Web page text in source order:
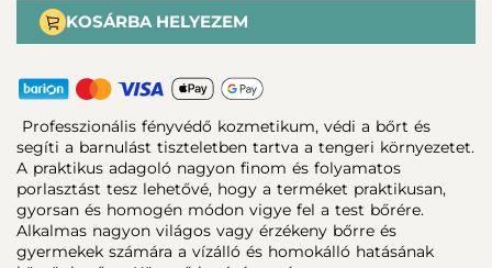
KOSÁRBA HELYEZEM
Professzionális fényvédő kozmetikum, védi a bőrt és
segíti a barnulást tiszteletben tartva a tengeri környezetet.
A praktikus adagoló nagyon finom és folyamatos
porlasztást tesz lehetővé, hogy a terméket praktikusan,
gyorsan és homogén módon vigye fel a test bőrére.
Alkalmas nagyon világos vagy érzékeny bőrre és
gyermekek számára a vízálló és homokálló hatásának